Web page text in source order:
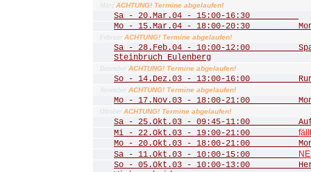
März ACHTUNG! Termine abgelaufen!
Sa - 20.Mar.04 - 15:00-16:30
Mo - 15.Mar.04 - 18:00-20:30
Februar ACHTUNG! Termine abgelaufen!
Sa - 28.Feb.04 - 10:00-12:00
Steinbruch Eulenberg
Dezember ACHTUNG! Termine abgelaufen!
So - 14.Dez.03 - 13:00-16:00 Rund
November ACHTUNG! Termine abgelaufen!
Mo - 17.Nov.03 - 18:00-21:00
Oktober ACHTUNG! Termine abgelaufen!
Sa - 25.Okt.03 - 09:45-11:00
Mi - 22.Okt.03 - 19:00-21:00
Mo - 20.Okt.03 - 18:00-21:00
Sa - 11.Okt.03 - 10:00-15:00
So - 05.Okt.03 - 10:00-13:00